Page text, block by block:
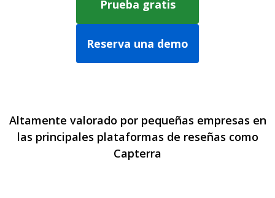
Prueba gratis
Reserva una demo
Altamente valorado por pequeñas empresas en
las principales plataformas de reseñas como
Capterra